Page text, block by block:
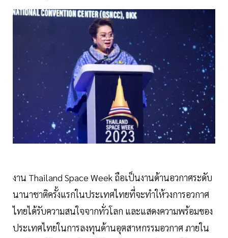
งาน Thailand Space Week ถือเป็นงานด้านอวกาศระดับ
นานาชาติครั้งแรกในประเทศไทยที่จะทำให้วงการอวกาศ
ไทยได้รับความสนใจจากทั่วโลก และแสดงความพร้อมของ
ประเทศไทยในการลงทุนด้านอุตสาหกรรมอวกาศ ภายใน